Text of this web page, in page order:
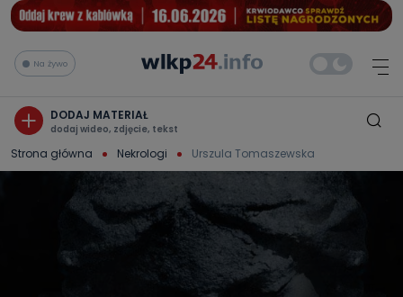
Na żywo
DODAJ MATERIAŁ
dodaj wideo, zdjęcie, tekst
Strona główna Nekrologi Urszula Tomaszewska